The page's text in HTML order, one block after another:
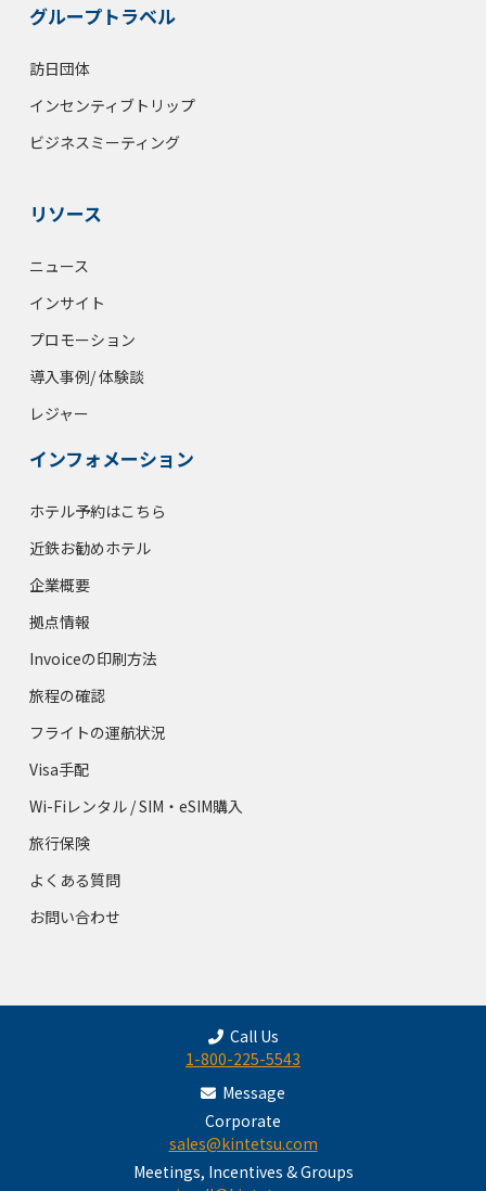
グループトラベル
訪日団体
インセンティブトリップ
ビジネスミーティング
リソース
ニュース
インサイト
プロモーション
導入事例/ 体験談
レジャー
インフォメーション
ホテル予約はこちら
近鉄お勧めホテル
企業概要
拠点情報
Invoiceの印刷方法
旅程の確認
フライトの運航状況
Visa手配
Wi-Fiレンタル / SIM・eSIM購入
旅行保険
よくある質問
お問い合わせ
Call Us
1-800-225-5543
Message
Corporate
sales@kintetsu.com
Meetings, Incentives & Groups